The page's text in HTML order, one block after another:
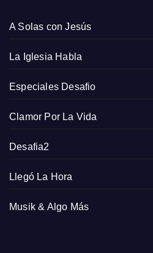
A Solas con Jesús
La Iglesia Habla
Especiales Desafio
Clamor Por La Vida
Desafia2
Llegó La Hora
Musik & Algo Más